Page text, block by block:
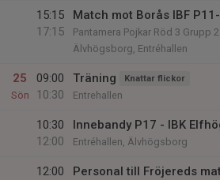
15:15
17:15
Match mot Borås IBF
Pantamera Pojkar Röd 3 Grupp 2
Älvhögsborg, Entréhallen
25
Sön
09:00
10:30
Träning Knattar flickor
Entrehallen
10:30
12:00
Innebandy P17 - IBK
Entréhallen, Älvhögsborg
12:00
Personal till Fröjereds